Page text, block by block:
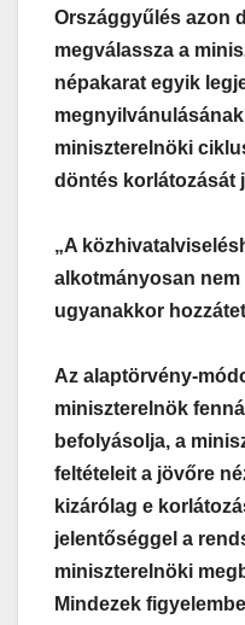
Országgyűlés azon
megválassza a
népakarat egyik
miniszterelnöki
döntés korlátozását
„A
alkotmányosan
ugyanakkor
Az alaptörvény-
miniszterelnök
befolyásolja, a
feltételeit a jövőre
kizárólag e
jelentőséggel a
miniszterelnöki
Mindezek